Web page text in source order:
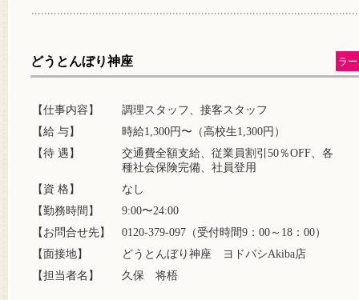
どうとんぼり神座 ラ
【仕事内容】
調理スタッフ、接客スタッフ
【給 与】
時給1,300円〜（高校生1,300円）
【待 遇】
交通費全額支給、従業員割引50％OFF、各
種社会保険完備、社員登用
【資 格】
なし
【勤務時間】
9:00〜24:00
【お問合せ先】
0120-379-097（受付時間9：00～18：00）
【面接地】
どうとんぼり神座 ヨドバシAkiba店
【担当者名】
久保 将梧